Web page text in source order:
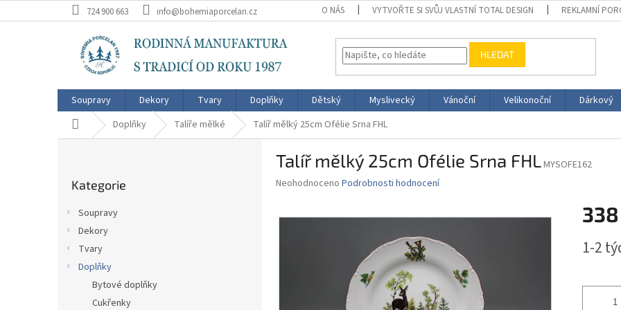
na
724 900 663 info@bohemiaporcelan.cz O NÁS VYTVOŘTE SI SVŮJ VLASTNÍ TOTAL DESIGN REKLAMNÍ
HLEDAT
Soupravy Dekory Tvary Doplňky Dětský Myslivecký Vánoční Velikonoční Dárkový
Domů Doplňky Talíře mělké Talíř mělký 25cm Ofélie Srna FHL
kategorie
Kategorie
Soupravy
Dekory
Tvary
Doplňky
Bytové doplňky
Cukřenky
Talíř mělký 25cm Ofélie Srna FHLMYSOFE162
Průměrné
je
Neohodnoceno Podrobnosti hodnocení
cena:
1-2